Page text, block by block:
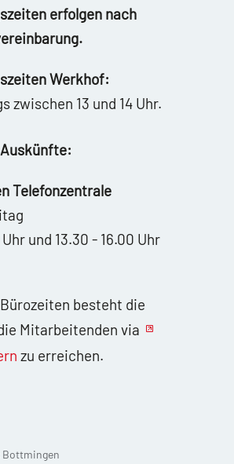
erfolgen nach
Werkhof:
zwischen 13 und 14 Uhr.
Telefonzentrale
und 13.30 - 16.00 Uhr
besteht die
Mitarbeitenden via
zu erreichen.
Bottmingen